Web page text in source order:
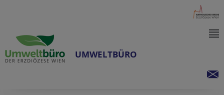
UMWELTBÜRO